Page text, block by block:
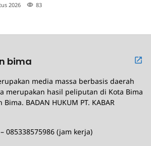
2026 83
bima
media massa berbasis daerah
merupakan hasil peliputan di Kota Bima
BADAN HUKUM PT. KABAR
085338575986 (jam kerja)